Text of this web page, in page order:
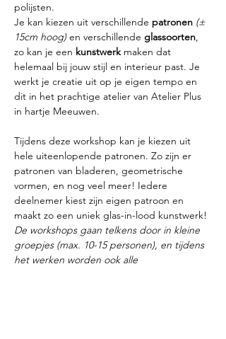
polijsten.
Je kan kiezen uit verschillende patronen (±
15cm hoog) en verschillende glassoorten,
zo kan je een kunstwerk maken dat
helemaal bij jouw stijl en interieur past. Je
werkt je creatie uit op je eigen tempo en
dit in het prachtige atelier van Atelier Plus
in hartje Meeuwen.
Tijdens deze workshop kan je kiezen uit
hele uiteenlopende patronen. Zo zijn er
patronen van bladeren, geometrische
vormen, en nog veel meer! Iedere
deelnemer kiest zijn eigen patroon en
maakt zo een uniek glas-in-lood kunstwerk!
De workshops gaan telkens door in kleine
groepjes (max. 10-15 personen), en tijdens
het werken worden ook alle